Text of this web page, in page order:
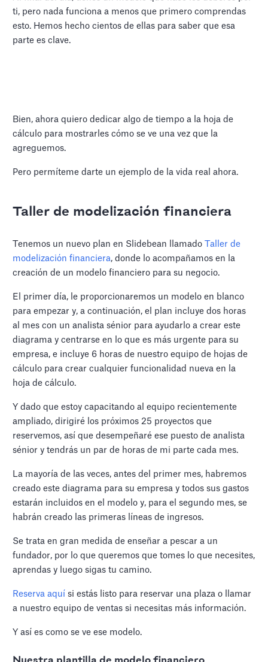
ti, pero nada funciona a menos que primero comprendas
esto. Hemos hecho cientos de ellas para saber que esa
parte es clave.
Bien, ahora quiero dedicar algo de tiempo a la hoja de
cálculo para mostrarles cómo se ve una vez que la
agreguemos.
Pero permíteme darte un ejemplo de la vida real ahora.
Taller de modelización financiera
Tenemos un nuevo plan en Slidebean llamadoTaller de
modelización financiera, donde lo acompañamos en la
creación de un modelo financiero para su negocio.
El primer día, le proporcionaremos un modelo en blanco
para empezar y, a continuación, el plan incluye dos horas
al mes con un analista sénior para ayudarlo a crear este
diagrama y centrarse en lo que es más urgente para su
empresa, e incluye 6 horas de nuestro equipo de hojas de
cálculo para crear cualquier funcionalidad nueva en la
hoja de cálculo.
Y dado que estoy capacitando al equipo recientemente
ampliado, dirigiré los próximos 25 proyectos que
reservemos, así que desempeñaré ese puesto de analista
sénior y tendrás un par de horas de mi parte cada mes.
La mayoría de las veces, antes del primer mes, habremos
creado este diagrama para su empresa y todos sus gastos
estarán incluidos en el modelo y, para el segundo mes, se
habrán creado las primeras líneas de ingresos.
Se trata en gran medida de enseñar a pescar a un
fundador, por lo que queremos que tomes lo que necesites,
aprendas y luego sigas tu camino.
Reserva aquí si estás listo para reservar una plaza o llamar
a nuestro equipo de ventas si necesitas más información.
Y así es como se ve ese modelo.